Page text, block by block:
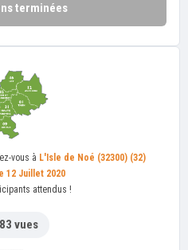
terminées
vous à L'Isle de Noé (32300) (32)
12 Juillet 2020
attendus !
vues